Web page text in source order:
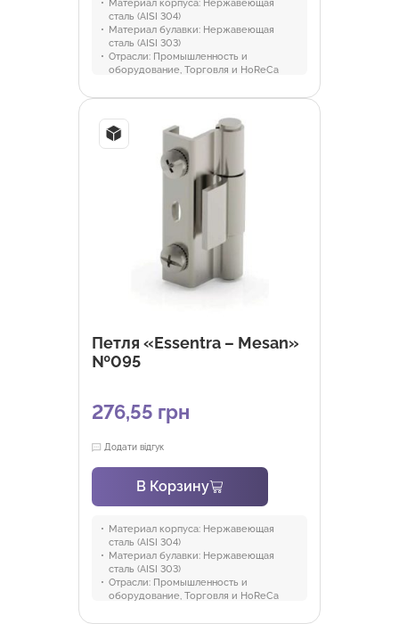
Материал корпуса: Нержавеющая
сталь (AISI 304)
Материал булавки: Нержавеющая
сталь (AISI 303)
Отрасли: Промышленность и
оборудование, Торговля и HoReCa
Петля «Essentra – Mesan»
№095
276,55 грн
Додати відгук
В Корзину
Материал корпуса: Нержавеющая
сталь (AISI 304)
Материал булавки: Нержавеющая
сталь (AISI 303)
Отрасли: Промышленность и
оборудование, Торговля и HoReCa